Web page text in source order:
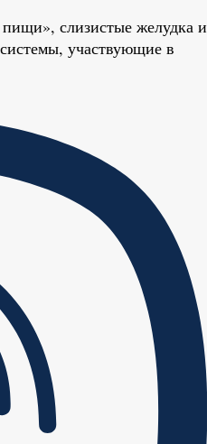
слизистые желудка и
участвующие в